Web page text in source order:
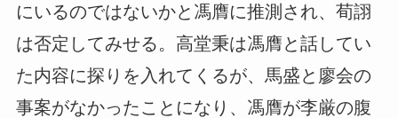
にいるのではないかと馮膺に推測され、荀詡
は否定してみせる。高堂秉は馮膺と話してい
た内容に探りを入れてくるが、馬盛と廖会の
事案がなかったことになり、馮膺が李厳の腹